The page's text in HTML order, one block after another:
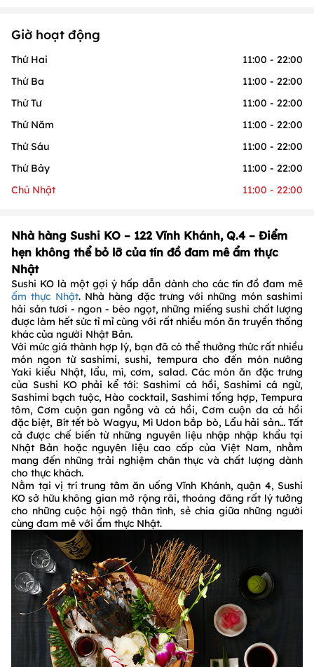
Giờ hoạt động
Thứ Hai
11:00 - 22:00
Thứ Ba
11:00 - 22:00
Thứ Tư
11:00 - 22:00
Thứ Năm
11:00 - 22:00
Thứ Sáu
11:00 - 22:00
Thứ Bảy
11:00 - 22:00
Chủ Nhật
11:00 - 22:00
Nhà hàng Sushi KO – 122 Vĩnh Khánh, Q.4 – Điểm
hẹn không thể bỏ lỡ của tín đồ đam mê ẩm thực
Nhật
Sushi KO là một gợi ý hấp dẫn dành cho các tín đồ đam mê
ẩm thực Nhật. Nhà hàng đặc trưng với những món sashimi
hải sản tươi - ngon - béo ngọt, những miếng sushi chất lượng
được làm hết sức tỉ mỉ cùng với rất nhiều món ăn truyền thống
khác của người Nhật Bản.
Với mức giá thành hợp lý, bạn đã có thể thưởng thức rất nhiều
món ngon từ sashimi, sushi, tempura cho đến món nướng
Yaki kiểu Nhật, lẩu, mì, cơm, salad. Các món ăn đặc trưng
của Sushi KO phải kể tới: Sashimi cá hồi, Sashimi cá ngừ,
Sashimi bạch tuộc, Hào cocktail, Sashimi tổng hợp, Tempura
tôm, Cơm cuộn gan ngỗng và cá hồi, Cơm cuộn da cá hồi
đặc biệt, Bít tết bò Wagyu, Mì Udon bắp bò, Lẩu hải sản… Tất
cả được chế biến từ những nguyên liệu nhập nhập khẩu tại
Nhật Bản hoặc nguyên liệu cao cấp của Việt Nam, nhằm
mang đến những trải nghiệm chân thực và chất lượng dành
cho thực khách.
Nằm tại vị trí trung tâm ăn uống Vĩnh Khánh, quận 4, Sushi
KO sở hữu không gian mở rộng rãi, thoáng đãng rất lý tưởng
cho những cuộc hội ngộ thân tình, sẻ chia giữa những người
cùng đam mê với ẩm thực Nhật.